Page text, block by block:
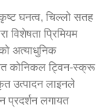
घनत्व, चिल्लो सतह
विशेषता प्रिमियम
अत्याधुनिक
कोनिकल ट्विन-स्क्रू
उत्पादन लाइनले
प्रदर्शन लगायत